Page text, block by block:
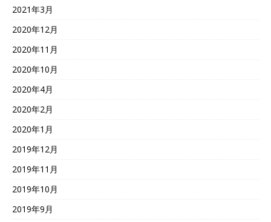
2021年3月
2020年12月
2020年11月
2020年10月
2020年4月
2020年2月
2020年1月
2019年12月
2019年11月
2019年10月
2019年9月